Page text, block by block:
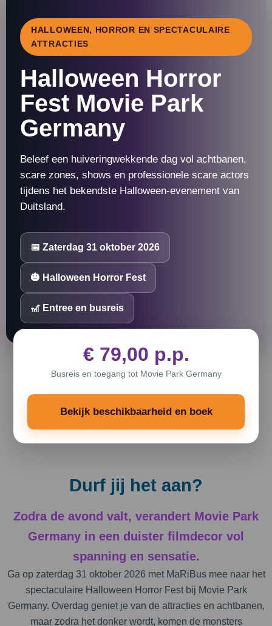
HALLOWEEN, HORROR EN SPECTACULAIRE
ATTRACTIES
Halloween Horror
Fest Movie Park
Germany
Beleef een huiveringwekkende dag vol achtbanen,
scare zones, shows en professionele scare actors
tijdens het bekendste Halloween-evenement van
Duitsland.
📅 Zaterdag 31 oktober 2026
🎃 Halloween Horror Fest
🎢 Entree en busreis
€ 79,00 p.p.
Busreis en toegang tot Movie Park Germany
Bekijk beschikbaarheid en boek
Durf jij het aan?
Zodra de avond valt, verandert Movie Park
Germany in een duister filmdecor vol
spanning en sensatie.
Ga op zaterdag 31 oktober 2026 met MaRiBus mee naar het
spectaculaire Halloween Horror Fest bij Movie Park
Germany. Overdag geniet je van de attracties en achtbanen,
maar zodra het donker wordt, komen de monsters